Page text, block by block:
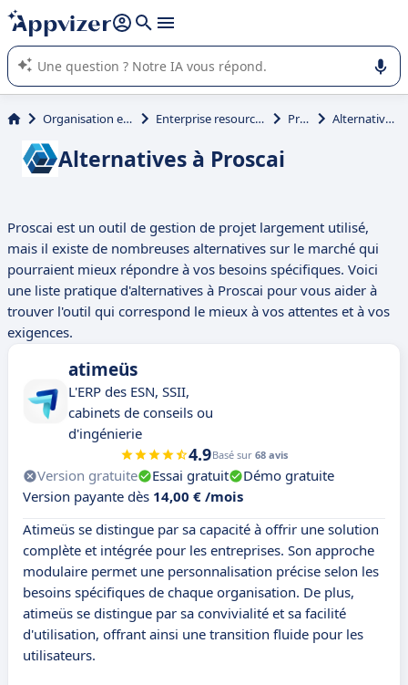
répondre (plusieurs lignes avec
L'IA de Appvizer vous guide dans l'utilisation ou la sélection de
logiciel SaaS en entreprise.
Organisation et planification Enterprise resource planning (ERP) Proscai Alternatives à Proscai
Alternatives à Proscai
Proscai est un outil de gestion de projet largement utilisé,
mais il existe de nombreuses alternatives sur le marché qui
pourraient mieux répondre à vos besoins spécifiques. Voici
une liste pratique d'alternatives à Proscai pour vous aider à
trouver l'outil qui correspond le mieux à vos attentes et à vos
exigences.
atimeüs
L'ERP des ESN, SSII,
cabinets de conseils ou
d'ingénierie
4.9Basé sur 68 avis
Version gratuite Essai gratuit
Démo gratuite
Version payante dès 14,00 € /mois
Atimeüs se distingue par sa capacité à offrir une solution
complète et intégrée pour les entreprises. Son approche
modulaire permet une personnalisation précise selon les
besoins spécifiques de chaque organisation. De plus,
atimeüs se distingue par sa convivialité et sa facilité
d'utilisation, offrant ainsi une transition fluide pour les
utilisateurs.